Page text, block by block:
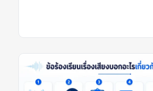
กัน ไม่ใช่ตัดสินจากรีวิวเดียว รูปเดียว หรือคำร้อง
เรียนเรื่องค่าใช้จ่ายแฝงของพูลวิลล่าหมายถึงอะไ
เรื่องค่าใช้จ่ายแฝงของพูลวิลล่า หมายถึงรีวิวที่ผู้
จ่ายที่ไม่คาดคิดหรือไม่เข้าใจตั้งแต่แรก เช่น ราค